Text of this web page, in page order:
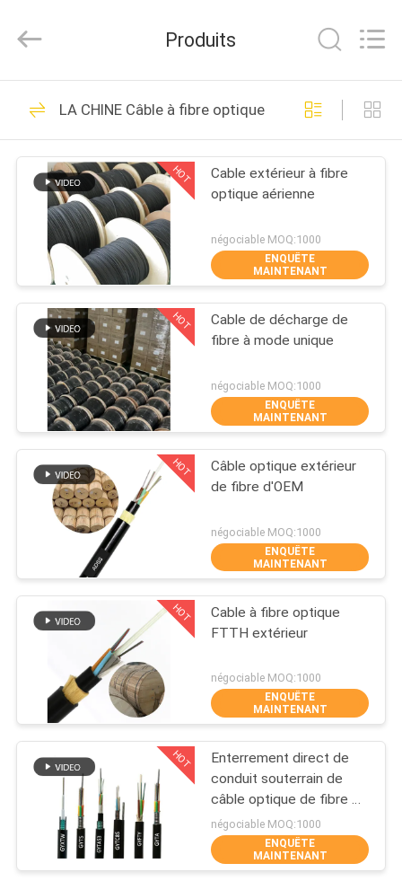
MAISON
DES
PRODUITS
SUJET
DE
NOUS
VISITE
D'USINE
CONTRÔLE
QUALITÉ
CONTACTEZ-
NOUS
DEMANDEZ
UNE
CITATION
PLAN
SITE
Communication
Tech.
All
Reserved.
Cordon à fibre
optique
288
Fibre optique Pigtail
101
Câble à fibre
optique
Fiber Optic
Connector
88
Produits
LA CHINE Câble à fibre optique
HOT
Cable extérieur à fibre
optique aérienne
négociable MOQ:1000
ENQUÊTE
MAINTENANT
HOT
Cable de décharge de
fibre à mode unique
négociable MOQ:1000
ENQUÊTE
MAINTENANT
HOT
Câble optique extérieur
de fibre d'OEM
négociable MOQ:1000
ENQUÊTE
MAINTENANT
HOT
Cable à fibre optique
FTTH extérieur
négociable MOQ:1000
ENQUÊTE
MAINTENANT
HOT
Enterrement direct de
conduit souterrain de
câble optique de fibre de
mode unitaire de GYTS
négociable MOQ:1000
ENQUÊTE
MAINTENANT